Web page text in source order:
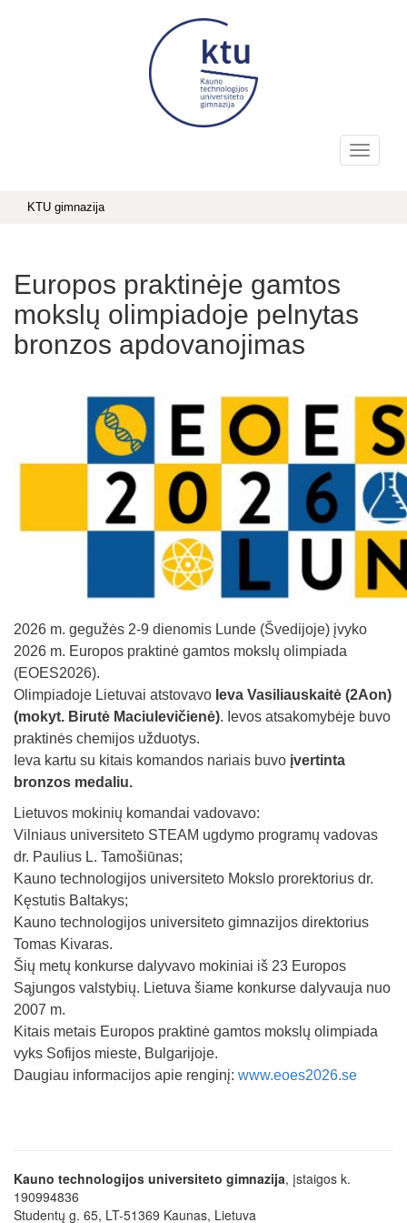
KTU gimnazija
Europos praktinėje gamtos
mokslų olimpiadoje pelnytas
bronzos apdovanojimas
2026 m. gegužės 2-9 dienomis Lunde (Švedijoje) įvyko
2026 m. Europos praktinė gamtos mokslų olimpiada
(EOES2026).
Olimpiadoje Lietuvai atstovavo Ieva Vasiliauskaitė (2Aon)
(mokyt. Birutė Maciulevičienė). Ievos atsakomybėje buvo
praktinės chemijos užduotys.
Ieva kartu su kitais komandos nariais buvo įvertinta
bronzos medaliu.
Lietuvos mokinių komandai vadovavo:
Vilniaus universiteto STEAM ugdymo programų vadovas
dr. Paulius L. Tamošiūnas;
Kauno technologijos universiteto Mokslo prorektorius dr.
Kęstutis Baltakys;
Kauno technologijos universiteto gimnazijos direktorius
Tomas Kivaras.
Šių metų konkurse dalyvavo mokiniai iš 23 Europos
Sąjungos valstybių. Lietuva šiame konkurse dalyvauja nuo
2007 m.
Kitais metais Europos praktinė gamtos mokslų olimpiada
vyks Sofijos mieste, Bulgarijoje.
Daugiau informacijos apie renginį: www.eoes2026.se
Kauno technologijos universiteto gimnazija, įstaigos k.
190994836
Studentų g. 65, LT-51369 Kaunas, Lietuva